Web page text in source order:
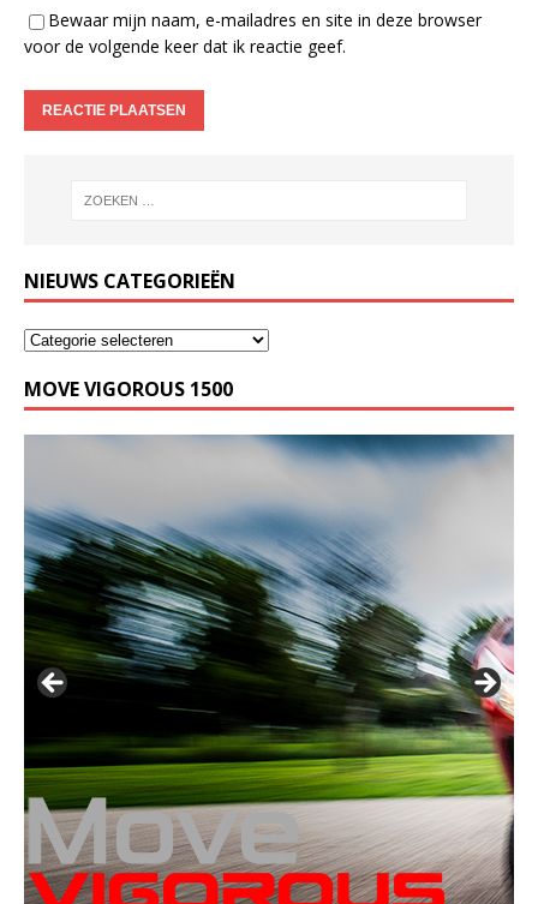
Bewaar mijn naam, e-mailadres en site in deze browser
voor de volgende keer dat ik reactie geef.
NIEUWS CATEGORIEËN
MOVE VIGOROUS 1500